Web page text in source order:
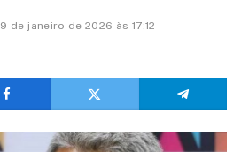
9 de janeiro de 2026 às 17:12